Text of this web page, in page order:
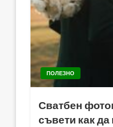
ПОЛЕЗНО
Сватбен
съвети как да